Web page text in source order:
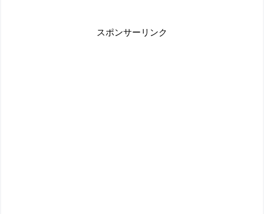
スポンサーリンク